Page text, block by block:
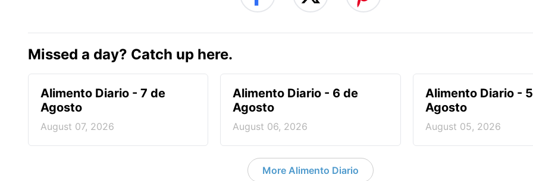
Missed a day? Catch up here.
Alimento Diario - 7 de
Agosto
August 07, 2026
Alimento Diario - 6 de
Agosto
August 06, 2026
Alimento Diario -
Agosto
August 05, 2026
More Alimento Diario